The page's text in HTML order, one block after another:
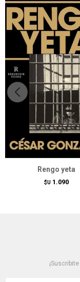
Rengo yeta
$U 1.090